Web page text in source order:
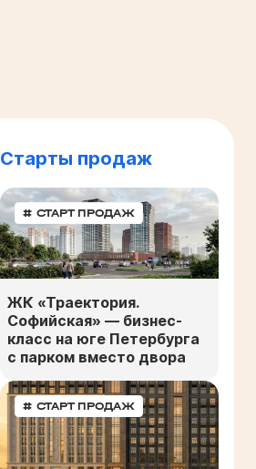
Старты продаж
# СТАРТ ПРОДАЖ
ЖК «Траектория.
Софийская» — бизнес-
класс на юге Петербурга
с парком вместо двора
# СТАРТ ПРОДАЖ